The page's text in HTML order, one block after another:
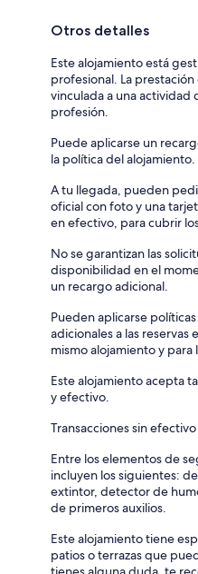
Otros detalles
Este alojamiento está
profesional. La
vinculada a una actividad
profesión.
Puede aplicarse un
la política del alojamiento.
A tu llegada, pueden
oficial con foto y una
en efectivo, para cubrir
No se garantizan las
disponibilidad en el
un recargo adicional.
Pueden aplicarse
adicionales a las
mismo alojamiento y para
Este alojamiento acepta
y efectivo.
Transacciones sin
Entre los elementos de
incluyen los siguientes:
extintor, detector de
de primeros auxilios.
Este alojamiento tiene
patios o terrazas que